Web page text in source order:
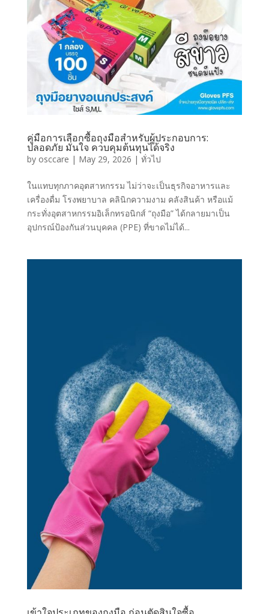
คู่มือการเลือกซื้อถุงมือสำหรับผู้ประกอบการ:
ปลอดภัย มั่นใจ ควบคุมต้นทุนได้จริง
by osccare | May 29, 2026 | ทั่วไป
ในแทบทุกภาคอุตสาหกรรม ไม่ว่าจะเป็นธุรกิจอาหารและ
เครื่องดื่ม โรงพยาบาล คลินิกความงาม คลังสินค้า หรือแม้
กระทั่งอุตสาหกรรมอิเล็กทรอนิกส์ “ถุงมือ” ได้กลายมาเป็น
อุปกรณ์ป้องกันส่วนบุคคล (PPE) ที่ขาดไม่ได้...